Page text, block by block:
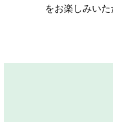
をお楽しみいた